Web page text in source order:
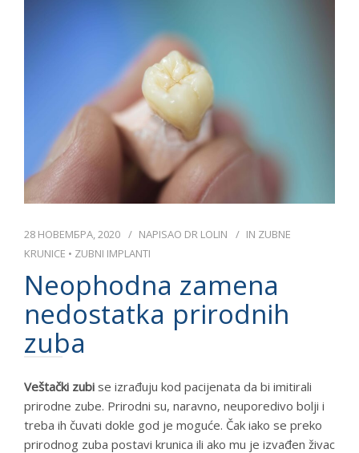
СРПСКИ
28 НОВЕМБРА, 2020 NAPISAO DR LOLIN IN ZUBNE
KRUNICE • ZUBNI IMPLANTI
Neophodna zamena
nedostatka prirodnih
zuba
Veštački zubi se izrađuju kod pacijenata da bi imitirali
prirodne zube. Prirodni su, naravno, neuporedivo bolji i
treba ih čuvati dokle god je moguće. Čak iako se preko
prirodnog zuba postavi krunica ili ako mu je izvađen živac